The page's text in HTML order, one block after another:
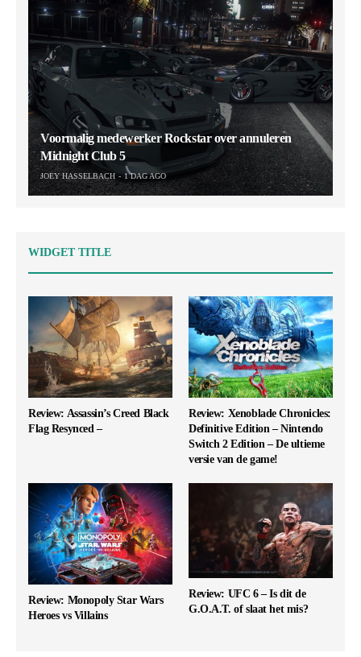
Voormalig medewerker Rockstar over annuleren
Midnight Club 5
JOEY HASSELBACH 1 DAG AGO
WIDGET TITLE
Review: Assassin’s Creed Black
Flag Resynced –
Review: Xenoblade Chronicles:
Definitive Edition – Nintendo
Switch 2 Edition – De ultieme
versie van de game!
Review: Monopoly Star Wars
Heroes vs Villains
Review: UFC 6 – Is dit de
G.O.A.T. of slaat het mis?